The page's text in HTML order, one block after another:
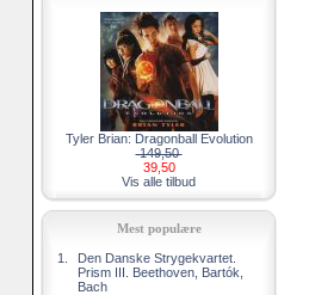
Tyler Brian: Dragonball Evolution
149,50
39,50
Vis alle tilbud
Mest populære
1.
Den Danske Strygekvartet.
Prism III. Beethoven, Bartók,
Bach